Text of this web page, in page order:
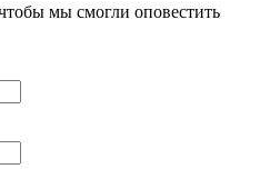
мы смогли оповестить